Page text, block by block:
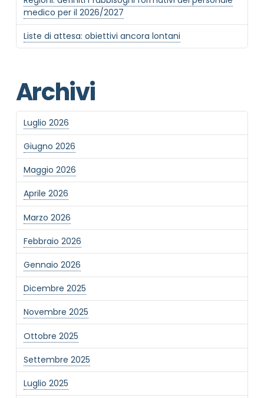
medico per il 2026/2027
Liste di attesa: obiettivi ancora lontani
Archivi
Luglio 2026
Giugno 2026
Maggio 2026
Aprile 2026
Marzo 2026
Febbraio 2026
Gennaio 2026
Dicembre 2025
Novembre 2025
Ottobre 2025
Settembre 2025
Luglio 2025